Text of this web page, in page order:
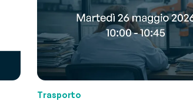
Trasporto